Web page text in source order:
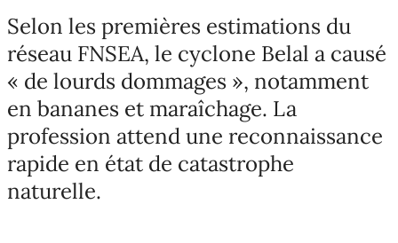
Selon les premières estimations du
réseau FNSEA, le cyclone Belal a causé
« de lourds dommages », notamment
en bananes et maraîchage. La
profession attend une reconnaissance
rapide en état de catastrophe
naturelle.